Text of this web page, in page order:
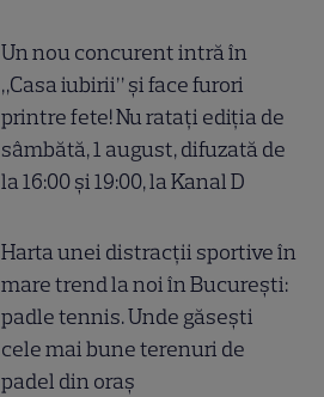
Un nou concurent intră în
„Casa iubirii” și face furori
printre fete! Nu ratați ediția de
sâmbătă, 1 august, difuzată de
la 16:00 și 19:00, la Kanal D
Harta unei distracții sportive în
mare trend la noi în București:
padle tennis. Unde găsești
cele mai bune terenuri de
padel din oraș